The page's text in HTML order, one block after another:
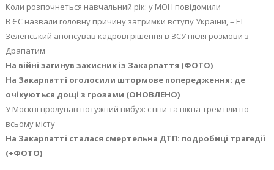
Коли розпочнеться навчальний рік: у МОН повідомили
В ЄС назвали головну причину затримки вступу України, – FT
Зеленський анонсував кадрові рішення в ЗСУ після розмови з
Драпатим
На війні загинув захисник із Закарпаття (ФОТО)
На Закарпатті оголосили штормове попередження: де
очікуються дощі з грозами (ОНОВЛЕНО)
У Москві пролунав потужний вибух: стіни та вікна тремтіли по
всьому місту
На Закарпатті сталася смертельна ДТП: подробиці трагедії
(+ФОТО)